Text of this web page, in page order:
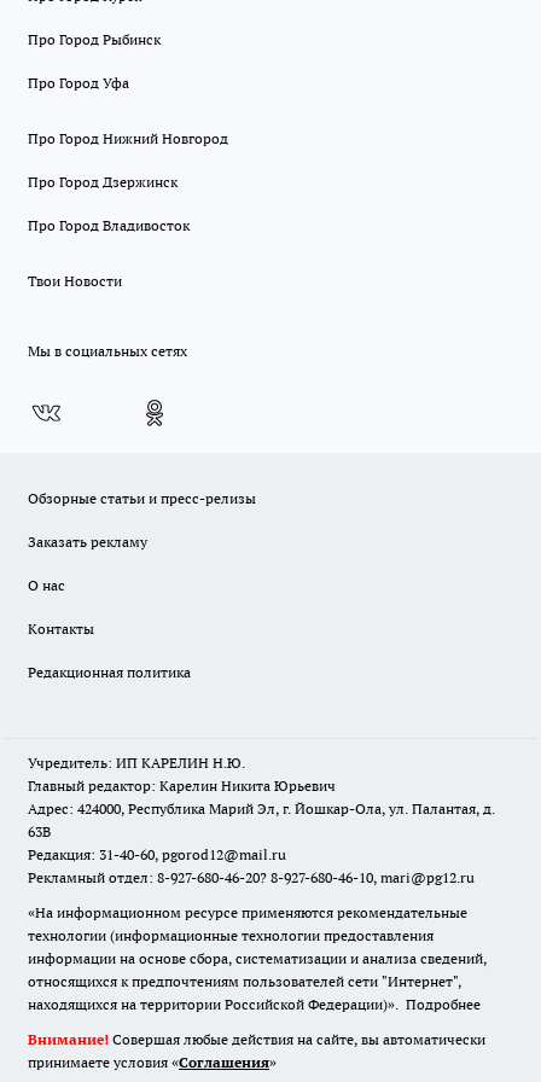
Про Город Рыбинск
Про Город Уфа
Про Город Нижний Новгород
Про Город Дзержинск
Про Город Владивосток
Твои Новости
Мы в социальных сетях
Обзорные статьи и пресс-релизы
Заказать рекламу
О нас
Контакты
Редакционная политика
Учредитель: ИП КАРЕЛИН Н.Ю.
Главный редактор: Карелин Никита Юрьевич
Адрес: 424000, Республика Марий Эл, г. Йошкар-Ола, ул. Палантая, д.
63В
Редакция: 31-40-60, pgorod12@mail.ru
Рекламный отдел: 8-927-680-46-20? 8-927-680-46-10, mari@pg12.ru
«На информационном ресурсе применяются рекомендательные
технологии (информационные технологии предоставления
информации на основе сбора, систематизации и анализа сведений,
относящихся к предпочтениям пользователей сети "Интернет",
находящихся на территории Российской Федерации)». Подробнее
Внимание! Совершая любые действия на сайте, вы автоматически
принимаете условия «Cоглашения»